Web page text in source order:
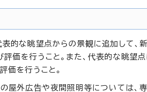
的な眺望点からの景観に追加して、
価を行うこと。また、代表的な眺望
価を行うこと。
屋外広告や夜間照明等については、